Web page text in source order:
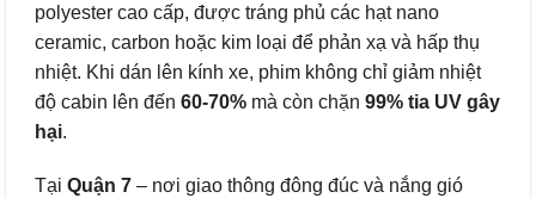
polyester cao cấp, được tráng phủ các hạt nano
ceramic, carbon hoặc kim loại để phản xạ và hấp thụ
nhiệt. Khi dán lên kính xe, phim không chỉ giảm nhiệt
độ cabin lên đến 60-70% mà còn chặn 99% tia UV gây
hại.
Tại Quận 7 – nơi giao thông đông đúc và nắng gió